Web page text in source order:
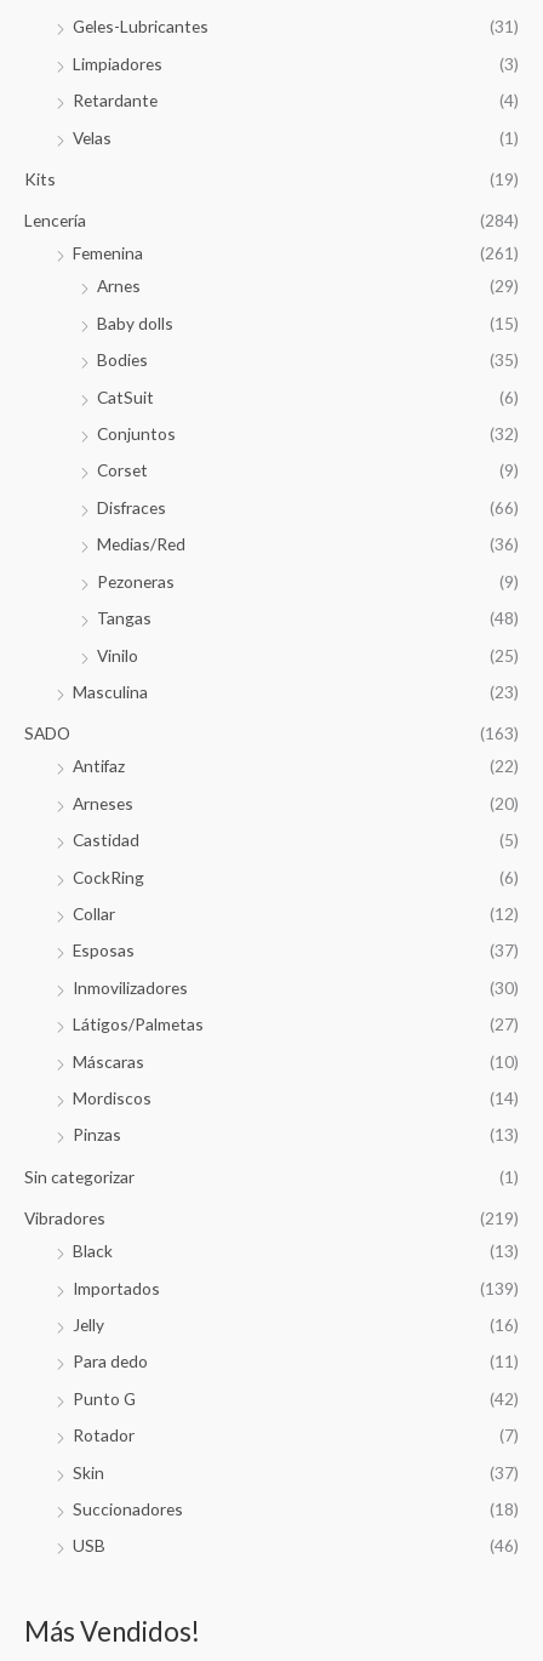
Geles-Lubricantes
(31)
Limpiadores
(3)
Retardante
(4)
Velas
(1)
Kits (19)
Lencería
(284)
Femenina
(261)
Arnes
(29)
Baby dolls
(15)
Bodies
(35)
CatSuit
(6)
Conjuntos
(32)
Corset
(9)
Disfraces
(66)
Medias/Red
(36)
Pezoneras
(9)
Tangas
(48)
Vinilo
(25)
Masculina
(23)
SADO
(163)
Antifaz
(22)
Arneses
(20)
Castidad
(5)
CockRing
(6)
Collar
(12)
Esposas
(37)
Inmovilizadores
(30)
Látigos/Palmetas
(27)
Máscaras
(10)
Mordiscos
(14)
Pinzas
(13)
Sin categorizar (1)
Vibradores
(219)
Black
(13)
Importados
(139)
Jelly
(16)
Para dedo
(11)
Punto G
(42)
Rotador
(7)
Skin
(37)
Succionadores
(18)
USB
(46)
Más Vendidos!